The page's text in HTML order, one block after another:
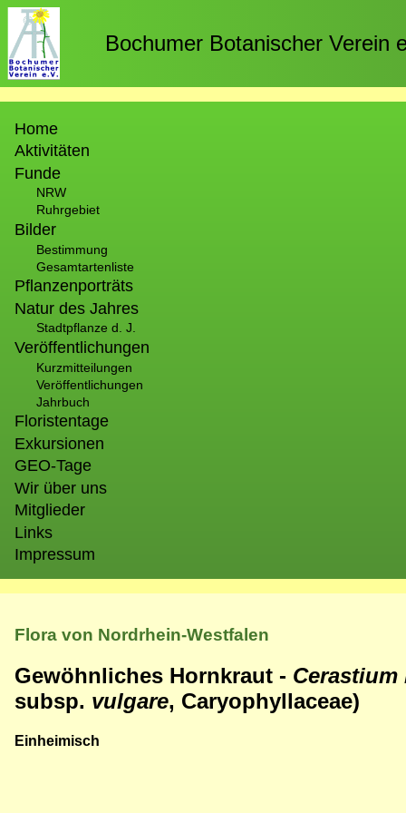
Direkt
zum
Inhalt
Bochumer Botanischer Verein
Home
Aktivitäten
Funde
NRW
Ruhrgebiet
Bilder
Bestimmung
Gesamtartenliste
Pflanzenporträts
Natur des Jahres
Stadtpflanze d. J.
Veröffentlichungen
Kurzmitteilungen
Veröffentlichungen
Jahrbuch
Floristentage
Exkursionen
GEO-Tage
Wir über uns
Mitglieder
Links
Impressum
Flora von Nordrhein-Westfalen
Gewöhnliches Hornkraut -
subsp. vulgare, Caryophyllaceae)
Einheimisch